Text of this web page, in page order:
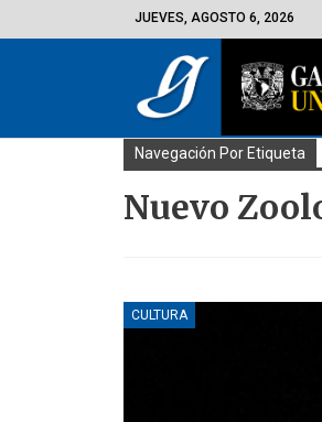
JUEVES, AGOSTO 6, 2026
Navegación Por Etiqueta
Nuevo
CULTURA